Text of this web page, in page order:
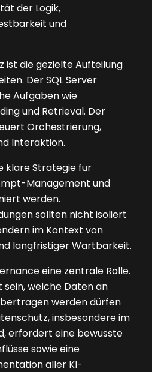
der Logik,
und
ist die gezielte Aufteilung
Der SQL Server
Aufgaben wie
und Retrieval. Der
Orchestrierung,
Interaktion.
klare Strategie für
Management und
werden.
sollten nicht isoliert
im Kontext von
langfristiger Wartbarkeit.
eine zentrale Rolle.
sein, welche Daten an
werden dürfen
insbesondere im
erfordert eine bewusste
sowie eine
aller KI-